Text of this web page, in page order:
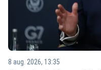
8 aug. 2026, 13:35